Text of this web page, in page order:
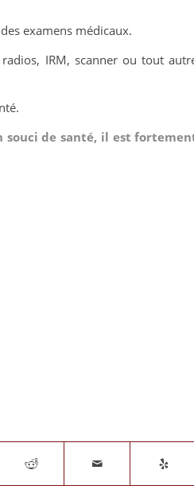
examens médicaux.
IRM, scanner ou tout
souci de santé, il est